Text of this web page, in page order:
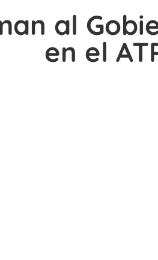
al
en el